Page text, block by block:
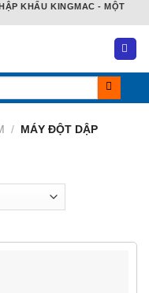
KHẨU KINGMAC - MỘT
/ MÁY ĐỘT DẬP